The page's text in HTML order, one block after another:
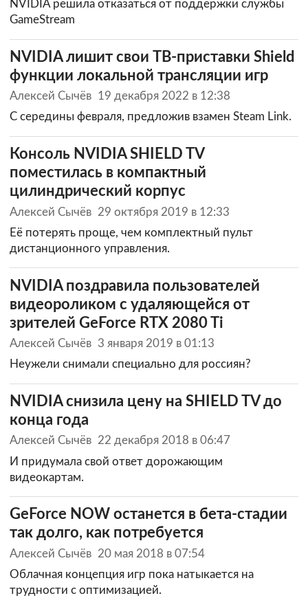
NVIDIA решила отказаться от поддержки службы
GameStream
NVIDIA лишит свои ТВ-приставки Shield
функции локальной трансляции игр
Алексей Сычёв 19 декабря 2022 в 12:38
С середины февраля, предложив взамен Steam Link.
Консоль NVIDIA SHIELD TV
поместилась в компактный
цилиндрический корпус
Алексей Сычёв 29 октября 2019 в 12:33
Её потерять проще, чем комплектный пульт
дистанционного управления.
NVIDIA поздравила пользователей
видеороликом с удаляющейся от
зрителей GeForce RTX 2080 Ti
Алексей Сычёв 3 января 2019 в 01:13
Неужели снимали специально для россиян?
NVIDIA снизила цену на SHIELD TV до
конца года
Алексей Сычёв 22 декабря 2018 в 06:47
И придумала свой ответ дорожающим
видеокартам.
GeForce NOW останется в бета-стадии
так долго, как потребуется
Алексей Сычёв 20 мая 2018 в 07:54
Облачная концепция игр пока натыкается на
трудности с оптимизацией.